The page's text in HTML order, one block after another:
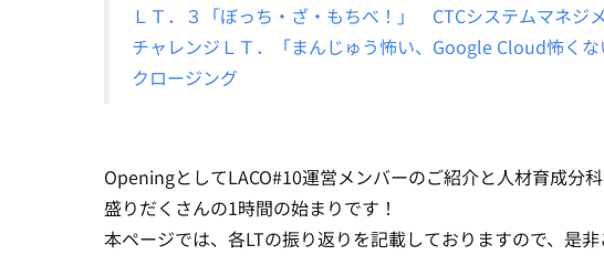
ＬＴ ． ３「ぼっち・ざ・もちべ！」 CTCシステムマネジ
チャレンジＬＴ．「まんじゅう怖い、Google Cloud怖く
クロージング
OpeningとしてLACO#10運営メンバーのご紹介と人材育成分
盛りだくさんの1時間の始まりです！
本ページでは、各LTの振り返りを記載しておりますので、是非